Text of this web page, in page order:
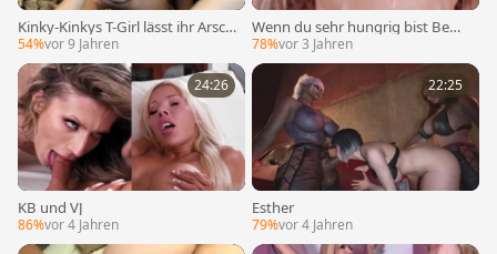
Kinky-Kinkys T-Girl lässt ihr Arsch
loch von ihrem Freund essen
54%vor 9 Jahren
Wenn du sehr hungrig bist Bewe
ise das Du Motiviation schlucken
kannst
78%vor 3 Jahren
24:26
KB und VJ
86%vor 4 Jahren
22:25
Esther
79%vor 4 Jahren